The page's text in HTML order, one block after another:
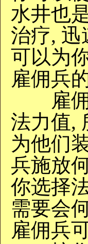
水井也
治疗,
可以为
雇佣兵
雇佣
法力值,
为他们
兵施放
你选择
需要会
雇佣兵